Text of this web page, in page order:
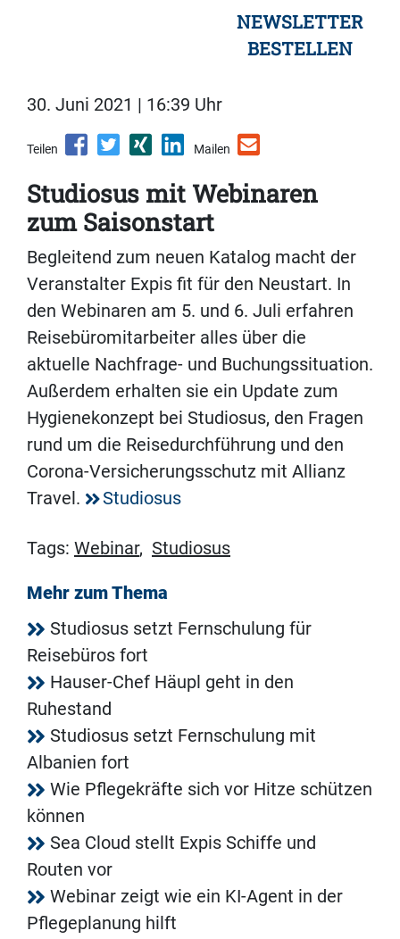
NEWSLETTER
BESTELLEN
30. Juni 2021 | 16:39 Uhr
Teilen Mailen
Studiosus mit Webinaren
zum Saisonstart
Begleitend zum neuen Katalog macht der
Veranstalter Expis fit für den Neustart. In
den Webinaren am 5. und 6. Juli erfahren
Reisebüromitarbeiter alles über die
aktuelle Nachfrage- und Buchungssituation.
Außerdem erhalten sie ein Update zum
Hygienekonzept bei Studiosus, den Fragen
rund um die Reisedurchführung und den
Corona-Versicherungsschutz mit Allianz
Travel.
Studiosus
Tags: Webinar, Studiosus
Mehr zum Thema
Studiosus setzt Fernschulung für
Reisebüros fort
Hauser-Chef Häupl geht in den
Ruhestand
Studiosus setzt Fernschulung mit
Albanien fort
Wie Pflegekräfte sich vor Hitze schützen
können
Sea Cloud stellt Expis Schiffe und
Routen vor
Webinar zeigt wie ein KI-Agent in der
Pflegeplanung hilft